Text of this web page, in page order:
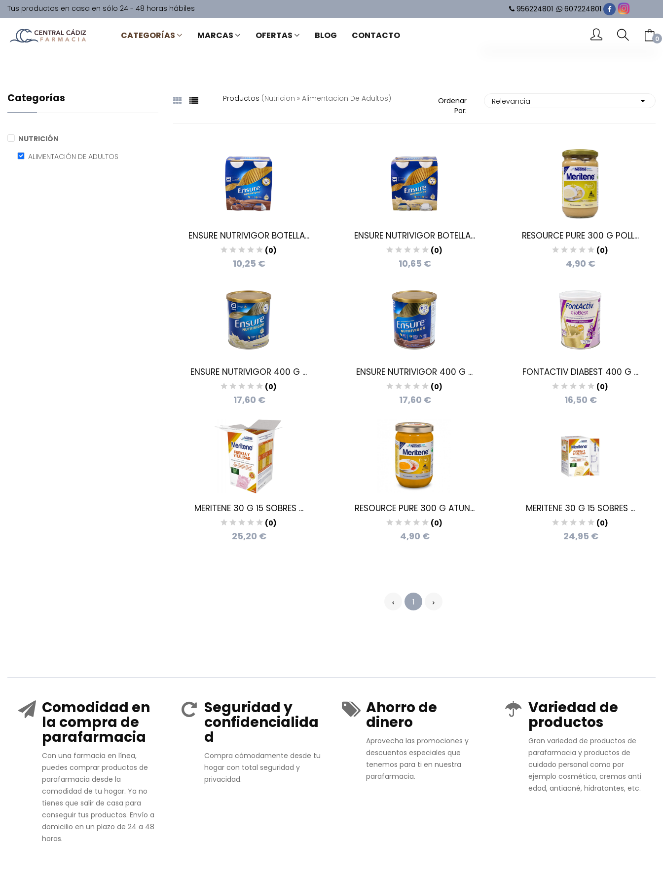
Tus productos en casa en sólo 24 - 48 horas hábiles 956224801 607224801
CATEGORÍAS MARCAS OFERTAS BLOG CONTACTO 0
Categorías
NUTRICIÓN
ALIMENTACIÓN DE ADULTOS
Productos (nutricion » Alimentacion De Adultos)
Ordenar
Por:
ENSURE NUTRIVIGOR BOTELLA...
(0)
10,25 €
ENSURE NUTRIVIGOR BOTELLA...
(0)
10,65 €
RESOURCE PURE 300 G POLL...
(0)
4,90 €
ENSURE NUTRIVIGOR 400 G ...
(0)
17,60 €
ENSURE NUTRIVIGOR 400 G ...
(0)
17,60 €
FONTACTIV DIABEST 400 G ...
(0)
16,50 €
MERITENE 30 G 15 SOBRES ...
(0)
25,20 €
RESOURCE PURE 300 G ATUN...
(0)
4,90 €
MERITENE 30 G 15 SOBRES ...
(0)
24,95 €
1
Comodidad en
la compra de
parafarmacia
Con una farmacia en línea,
puedes comprar productos de
parafarmacia desde la
comodidad de tu hogar. Ya no
tienes que salir de casa para
conseguir tus productos. Envío a
domicilio en un plazo de 24 a 48
horas.
Seguridad y
confidencialida
d
Compra cómodamente desde tu
hogar con total seguridad y
privacidad.
Ahorro de
dinero
Aprovecha las promociones y
descuentos especiales que
tenemos para ti en nuestra
parafarmacia.
Variedad de
productos
Gran variedad de productos de
parafarmacia y productos de
cuidado personal como por
ejemplo cosmética, cremas anti
edad, antiacné, hidratantes, etc.